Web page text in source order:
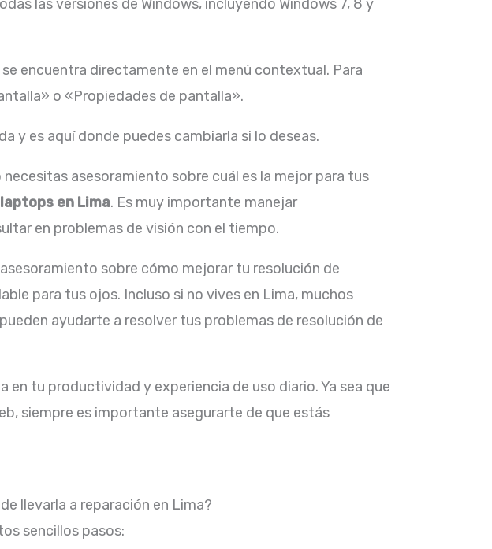
las versiones de Windows, incluyendo Windows 7, 8 y
se encuentra directamente en el menú contextual. Para
o «Propiedades de pantalla».
y es aquí donde puedes cambiarla si lo deseas.
asesoramiento sobre cuál es la mejor para tus
en Lima. Es muy importante manejar
en problemas de visión con el tiempo.
sobre cómo mejorar tu resolución de
para tus ojos. Incluso si no vives en Lima, muchos
ayudarte a resolver tus problemas de resolución de
en tu productividad y experiencia de uso diario. Ya sea que
siempre es importante asegurarte de que estás
llevarla a reparación en Lima?
sencillos pasos: